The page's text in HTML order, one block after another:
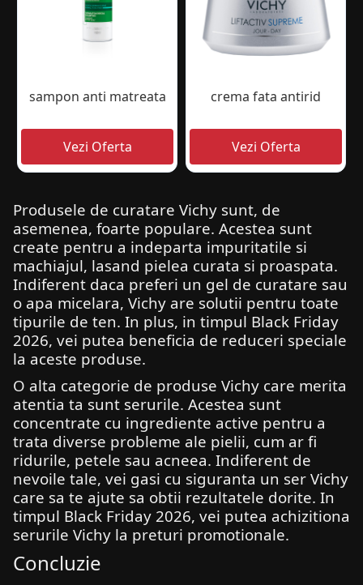
sampon anti matreata crema fata antirid
Produsele de curatare Vichy sunt, de
asemenea, foarte populare. Acestea sunt
create pentru a indeparta impuritatile si
machiajul, lasand pielea curata si proaspata.
Indiferent daca preferi un gel de curatare sau
o apa micelara, Vichy are solutii pentru toate
tipurile de ten. In plus, in timpul Black Friday
2026, vei putea beneficia de reduceri speciale
la aceste produse.
O alta categorie de produse Vichy care merita
atentia ta sunt serurile. Acestea sunt
concentrate cu ingrediente active pentru a
trata diverse probleme ale pielii, cum ar fi
ridurile, petele sau acneea. Indiferent de
nevoile tale, vei gasi cu siguranta un ser Vichy
care sa te ajute sa obtii rezultatele dorite. In
timpul Black Friday 2026, vei putea achizitiona
serurile Vichy la preturi promotionale.
Concluzie